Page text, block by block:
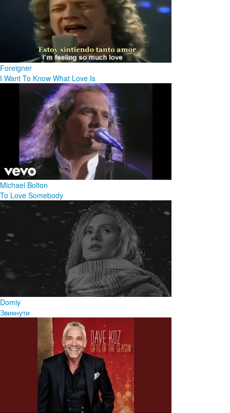
Foreigner
I Want To Know What Love Is
Michael Bolton
To Love Somebody
Domiy
Звикнути